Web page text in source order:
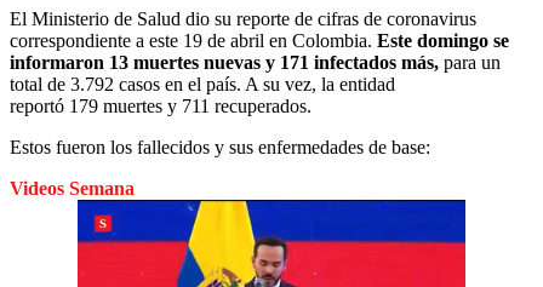
El Ministerio de Salud dio su reporte de cifras de coronavirus
correspondiente a este 19 de abril en Colombia. Este domingo se
informaron 13 muertes nuevas y 171 infectados más, para un
total de 3.792 casos en el país. A su vez, la entidad
reportó 179 muertes y 711 recuperados.
Estos fueron los fallecidos y sus enfermedades de base:
Videos Semana